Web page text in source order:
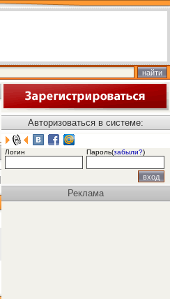
Авторизоваться в системе:
Логин Пароль(забыли?)
Реклама